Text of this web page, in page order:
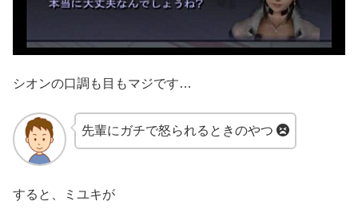
シオンの口調も目もマジです…
先輩にガチで怒られるときのやつ
すると、ミユキが